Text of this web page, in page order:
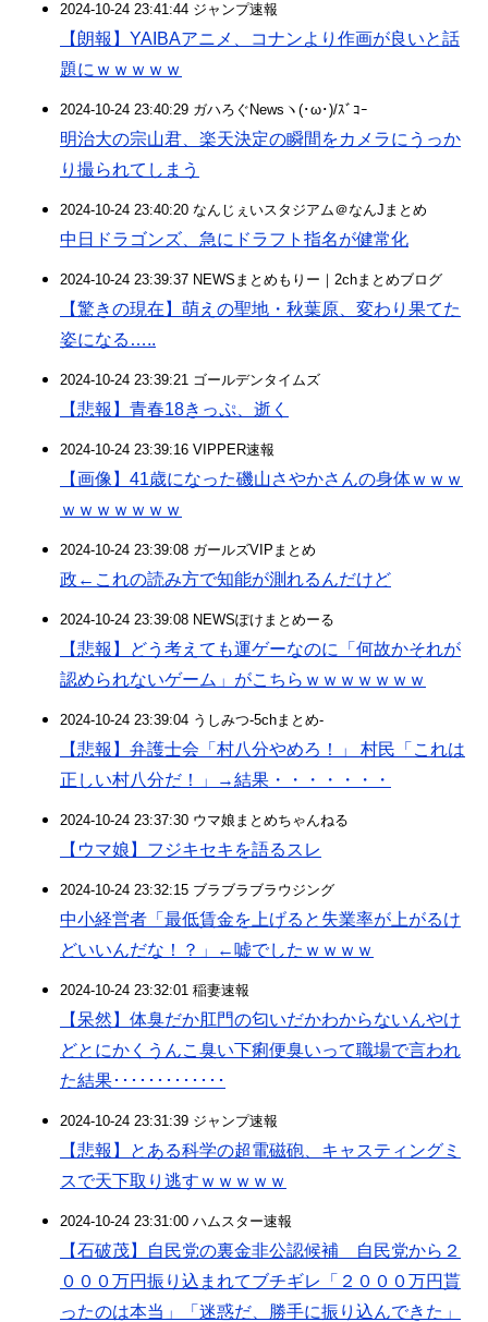
2024-10-24 23:41:44 ジャンプ速報
【朗報】YAIBAアニメ、コナンより作画が良いと話
題にｗｗｗｗｗ
2024-10-24 23:40:29 ガハろぐNewsヽ(･ω･)/ｽﾞｺｰ
明治大の宗山君、楽天決定の瞬間をカメラにうっか
り撮られてしまう
2024-10-24 23:40:20 なんじぇいスタジアム＠なんJまとめ
中日ドラゴンズ、急にドラフト指名が健常化
2024-10-24 23:39:37 NEWSまとめもりー｜2chまとめブログ
【驚きの現在】萌えの聖地・秋葉原、変わり果てた
姿になる…..
2024-10-24 23:39:21 ゴールデンタイムズ
【悲報】青春18きっぷ、逝く
2024-10-24 23:39:16 VIPPER速報
【画像】41歳になった磯山さやかさんの身体ｗｗｗ
ｗｗｗｗｗｗｗ
2024-10-24 23:39:08 ガールズVIPまとめ
政←これの読み方で知能が測れるんだけど
2024-10-24 23:39:08 NEWSぽけまとめーる
【悲報】どう考えても運ゲーなのに「何故かそれが
認められないゲーム」がこちらｗｗｗｗｗｗｗ
2024-10-24 23:39:04 うしみつ-5chまとめ-
【悲報】弁護士会「村八分やめろ！」 村民「これは
正しい村八分だ！」→結果・・・・・・・
2024-10-24 23:37:30 ウマ娘まとめちゃんねる
【ウマ娘】フジキセキを語るスレ
2024-10-24 23:32:15 ブラブラブラウジング
中小経営者「最低賃金を上げると失業率が上がるけ
どいいんだな！？」←嘘でしたｗｗｗｗ
2024-10-24 23:32:01 稲妻速報
【呆然】体臭だか肛門の匂いだかわからないんやけ
どとにかくうんこ臭い下痢便臭いって職場で言われ
た結果･････････････
2024-10-24 23:31:39 ジャンプ速報
【悲報】とある科学の超電磁砲、キャスティングミ
スで天下取り逃すｗｗｗｗｗ
2024-10-24 23:31:00 ハムスター速報
【石破茂】自民党の裏金非公認候補 自民党から２
０００万円振り込まれてブチギレ「２０００万円貰
ったのは本当」「迷惑だ、勝手に振り込んできた」